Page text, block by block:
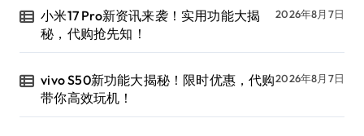
小米17 Pro新资讯来袭！实用功能大揭
秘，代购抢先知！
2026年8月7日
vivo S50新功能大揭秘！限时优惠，代购
带你高效玩机！
2026年8月7日